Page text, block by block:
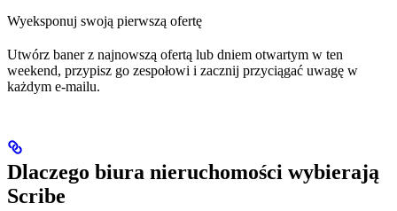
Wyeksponuj swoją pierwszą ofertę
Utwórz baner z najnowszą ofertą lub dniem otwartym w ten
weekend, przypisz go zespołowi i zacznij przyciągać uwagę w
każdym e-mailu.
Dlaczego biura nieruchomości wybierają
Scribe